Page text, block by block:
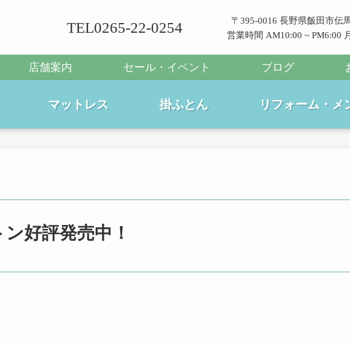
TEL0265-22-0254
〒395-0016 長野県飯田市伝
営業時間 AM10:00 ~ PM6:00
店舗案内 セール・イベント ブログ
マットレス 掛ふとん リフォーム・メ
好評発売中！